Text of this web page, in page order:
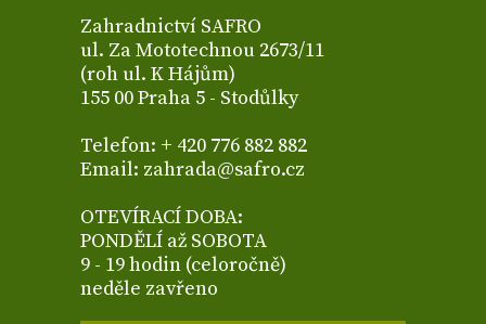
Zahradnictví SAFRO
ul. Za Mototechnou 2673/11
(roh ul. K Hájům)
155 00 Praha 5 - Stodůlky
Telefon: + 420 776 882 882
Email: zahrada@safro.cz
OTEVÍRACÍ DOBA:
PONDĚLÍ až SOBOTA
9 - 19 hodin (celoročně)
neděle zavřeno